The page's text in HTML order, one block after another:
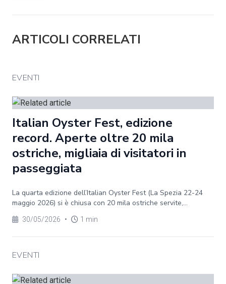
ARTICOLI CORRELATI
EVENTI
Italian Oyster Fest, edizione
record. Aperte oltre 20 mila
ostriche, migliaia di visitatori in
passeggiata
La quarta edizione dell’Italian Oyster Fest (La Spezia 22-24
maggio 2026) si è chiusa con 20 mila ostriche servite,...
30/05/2026 • 1 min
EVENTI